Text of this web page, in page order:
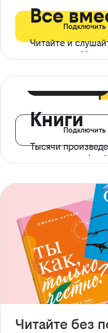
Все
Читайте и
ограничений*
Подключить
Книги
Тысячи
с доступом офлайн
Подключить
Читайте без